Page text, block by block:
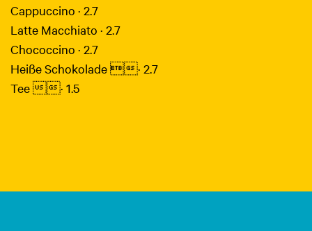
Cappuccino · 2.7
Latte Macchiato · 2.7
Chococcino · 2.7
Heiße Schokolade · 2.7
Tee · 1.5